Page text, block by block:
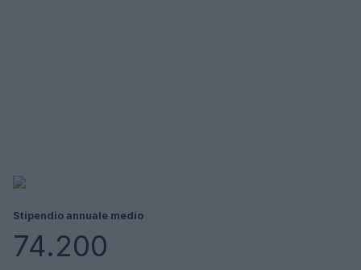
Stipendio annuale medio
74.200